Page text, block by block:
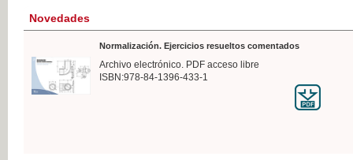
Novedades
Normalización. Ejercicios resueltos comentados
Archivo electrónico. PDF acceso libre
ISBN:978-84-1396-433-1